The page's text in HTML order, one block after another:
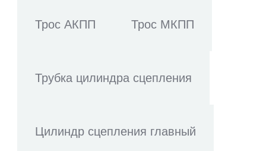
Трос АКПП Трос МКПП
Трубка цилиндра сцепления
Цилиндр сцепления главный